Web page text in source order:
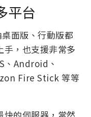
平台
面版、行動版都
手，也支援非常多
、Android、
Fire Stick 等等